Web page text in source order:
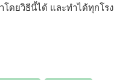
โดยวิธีนี้ได้ และทำได้ทุกโรง